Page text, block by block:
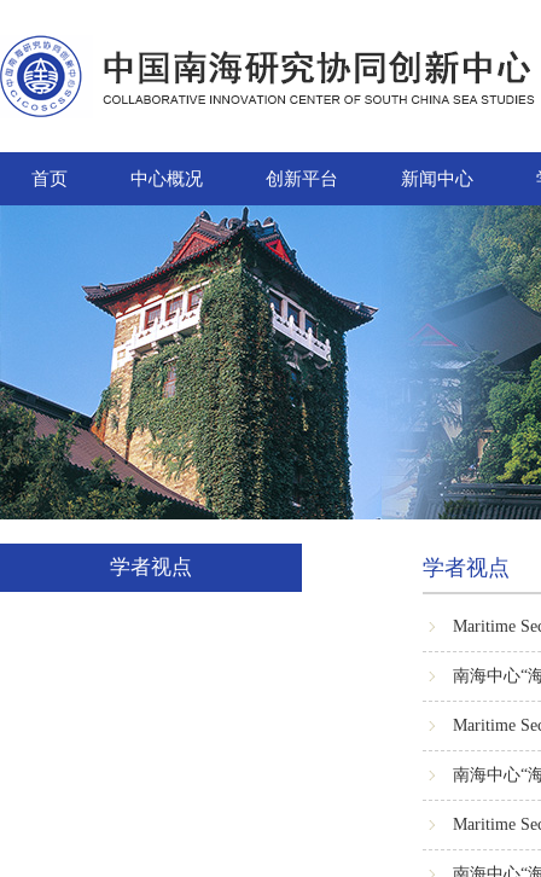
首页 中心概况 创新平台 新闻中心
学者视点 学者视点
Maritime
南海中心“
Maritime
南海中心“
Maritime